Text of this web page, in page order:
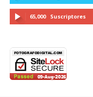
65,000 Suscriptores